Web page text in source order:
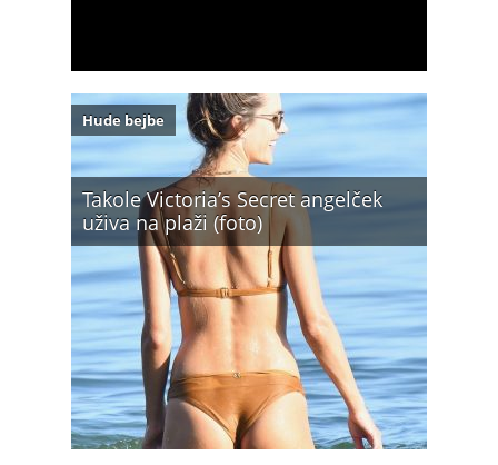
Takole Victoria’s Secret angelček
uživa na plaži (foto)
Hude bejbe